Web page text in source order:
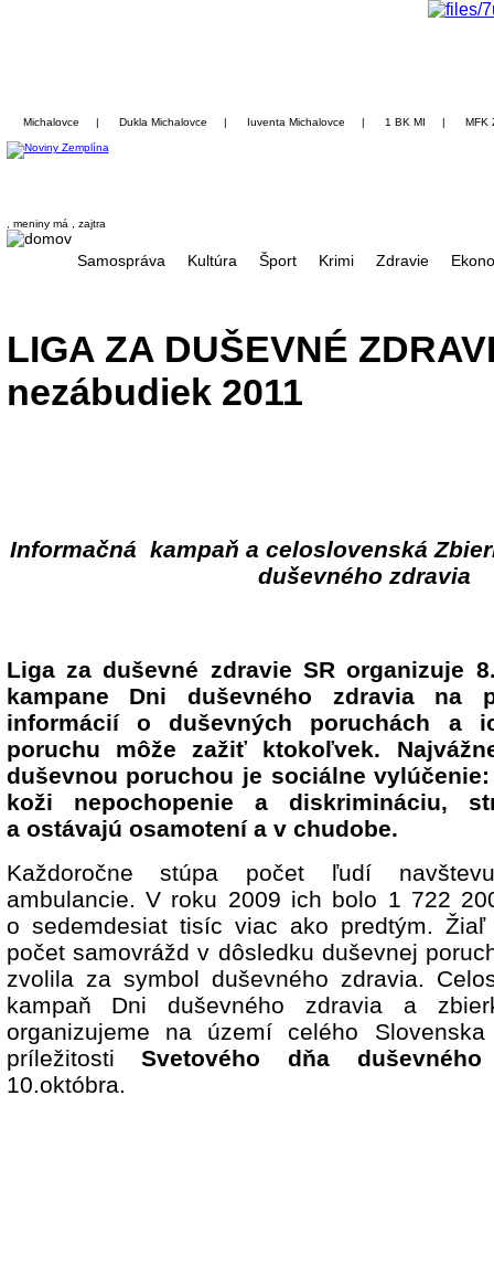
Michalovce | Dukla Michalovce | Iuventa Michalovce | 1 BK MI | MFK
, meniny má , zajtra
Samospráva Kultúra Šport Krimi Zdravie
LIGA ZA DUŠEVNÉ
nezábudiek 2011
Informačná kampaň a celoslovenská
duševného zdravia
Liga za duševné zdravie SR organizuje
kampane Dni duševného zdravia na
informácií o duševných poruchách a
poruchu môže zažiť ktokoľvek.
duševnou poruchou je sociálne
koži nepochopenie a diskrimináciu,
a ostávajú osamotení a v chudobe.
Každoročne stúpa počet ľudí
ambulancie. V roku 2009 ich bolo 1 722
o sedemdesiat tisíc viac ako predtým.
počet samovrážd v dôsledku duševnej
zvolila za symbol duševného zdravia.
kampaň Dni duševného zdravia a
organizujeme na území celého
príležitostiSvetového dňa
10.októbra.